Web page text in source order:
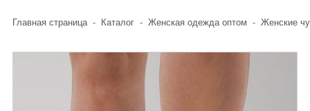
Главная страница - Каталог - Женская одежда оптом - Женские